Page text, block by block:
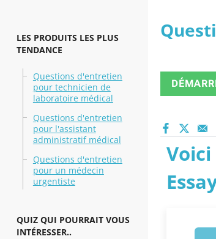
LES PRODUITS LES PLUS
TENDANCE
Questions d'entretien
pour technicien de
laboratoire médical
Questions d'entretien
pour l'assistant
administratif médical
Questions d'entretien
pour un médecin
urgentiste
QUIZ QUI POURRAIT VOUS
INTÉRESSER..